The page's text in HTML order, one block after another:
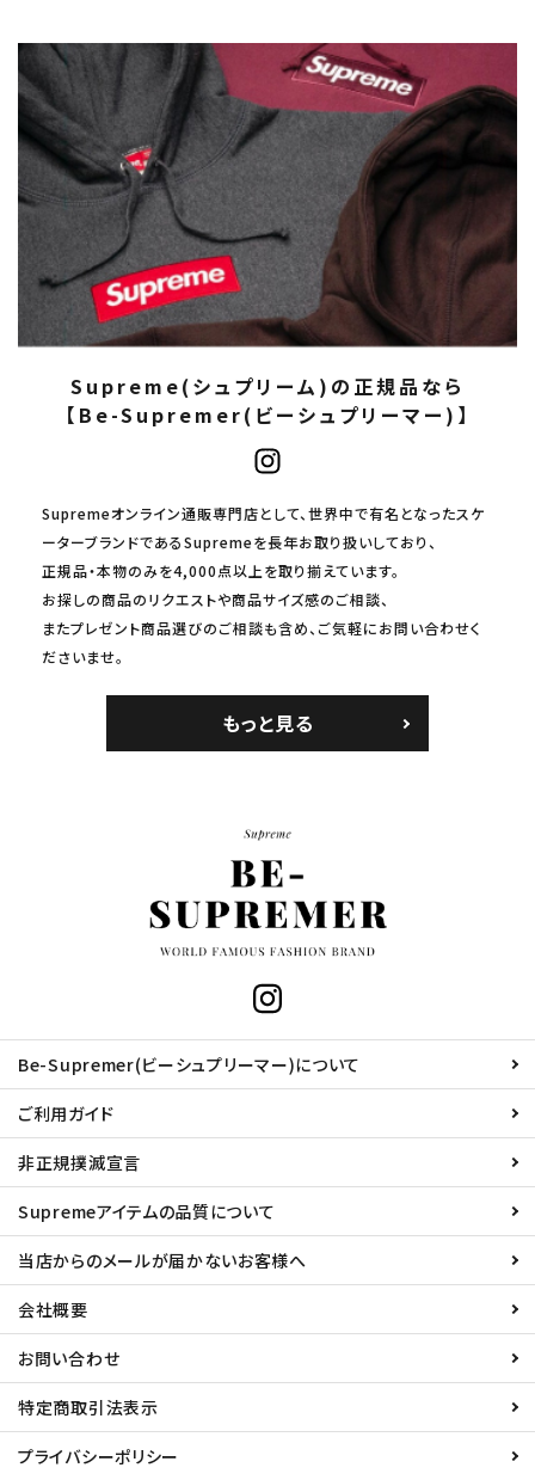
Supreme(シュプリーム)の正規品なら
【Be-Supremer(ビーシュプリーマー)】
Supremeオンライン通販専門店として、世界中で有名となったスケ
ーターブランドであるSupremeを長年お取り扱いしており、
正規品・本物のみを4,000点以上を取り揃えています。
お探しの商品のリクエストや商品サイズ感のご相談、
またプレゼント商品選びのご相談も含め、ご気軽にお問い合わせく
ださいませ。
もっと見る
Be-Supremer(ビーシュプリーマー)について
ご利用ガイド
非正規撲滅宣言
Supremeアイテムの品質について
当店からのメールが届かないお客様へ
会社概要
お問い合わせ
特定商取引法表示
プライバシーポリシー